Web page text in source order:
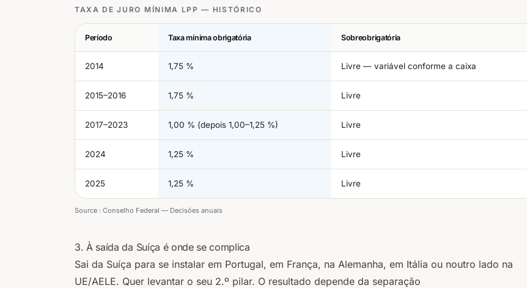
TAXA DE JURO MÍNIMA LPP — HISTÓRICO
Período Taxa mínima obrigatória Sobreobrigatória
2014 1,75 % Livre — variável conforme a caixa
2015–2016 1,75 % Livre
2017–2023 1,00 % (depois 1,00–1,25 %) Livre
2024 1,25 % Livre
2025 1,25 % Livre
Source : Conselho Federal — Decisões anuais
3. À saída da Suíça é onde se complica
Sai da Suíça para se instalar em Portugal, em França, na Alemanha, em Itália ou noutro lado na
UE/AELE. Quer levantar o seu 2.º pilar. O resultado depende da separação